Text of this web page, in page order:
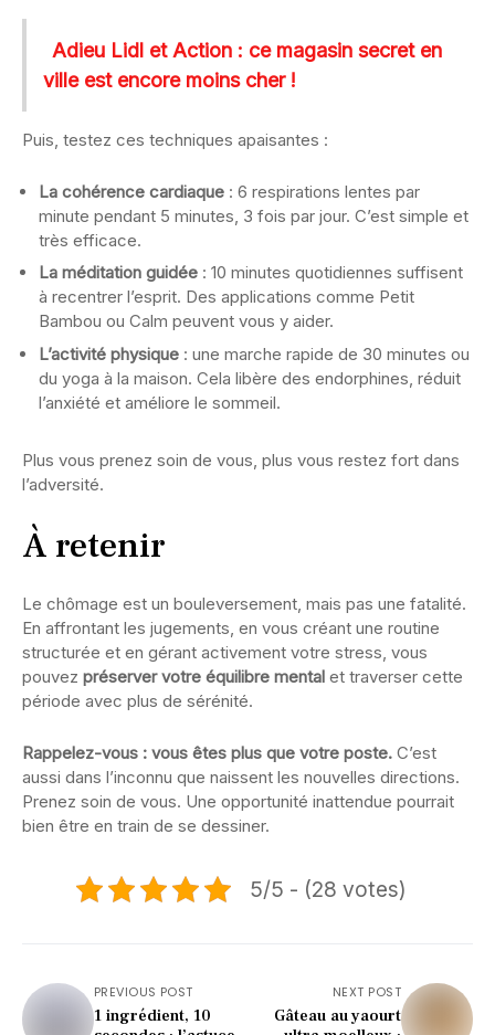
Adieu Lidl et Action : ce magasin secret en
ville est encore moins cher !
Puis, testez ces techniques apaisantes :
La cohérence cardiaque : 6 respirations lentes par
minute pendant 5 minutes, 3 fois par jour. C’est simple et
très efficace.
La méditation guidée : 10 minutes quotidiennes suffisent
à recentrer l’esprit. Des applications comme Petit
Bambou ou Calm peuvent vous y aider.
L’activité physique : une marche rapide de 30 minutes ou
du yoga à la maison. Cela libère des endorphines, réduit
l’anxiété et améliore le sommeil.
Plus vous prenez soin de vous, plus vous restez fort dans
l’adversité.
À retenir
Le chômage est un bouleversement, mais pas une fatalité.
En affrontant les jugements, en vous créant une routine
structurée et en gérant activement votre stress, vous
pouvez préserver votre équilibre mental et traverser cette
période avec plus de sérénité.
Rappelez-vous : vous êtes plus que votre poste. C’est
aussi dans l’inconnu que naissent les nouvelles directions.
Prenez soin de vous. Une opportunité inattendue pourrait
bien être en train de se dessiner.
5/5 - (28 votes)
PREVIOUS POST
1 ingrédient, 10
NEXT POST
Gâteau au yaourt